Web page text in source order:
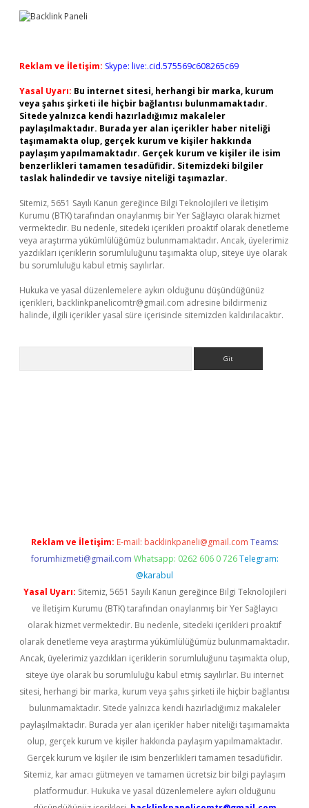
Reklam ve İletişim: Skype: live:.cid.575569c608265c69
Yasal Uyarı: Bu internet sitesi, herhangi bir marka, kurum
veya şahıs şirketi ile hiçbir bağlantısı bulunmamaktadır.
Sitede yalnızca kendi hazırladığımız makaleler
paylaşılmaktadır. Burada yer alan içerikler haber niteliği
taşımamakta olup, gerçek kurum ve kişiler hakkında
paylaşım yapılmamaktadır. Gerçek kurum ve kişiler ile isim
benzerlikleri tamamen tesadüfidir. Sitemizdeki bilgiler
taslak halindedir ve tavsiye niteliği taşımazlar.
Sitemiz, 5651 Sayılı Kanun gereğince Bilgi Teknolojileri ve İletişim
Kurumu (BTK) tarafından onaylanmış bir Yer Sağlayıcı olarak hizmet
vermektedir. Bu nedenle, sitedeki içerikleri proaktif olarak denetleme
veya araştırma yükümlülüğümüz bulunmamaktadır. Ancak, üyelerimiz
yazdıkları içeriklerin sorumluluğunu taşımakta olup, siteye üye olarak
bu sorumluluğu kabul etmiş sayılırlar.
Hukuka ve yasal düzenlemelere aykırı olduğunu düşündüğünüz
içerikleri, backlinkpanelicomtr@gmail.com adresine bildirmeniz
halinde, ilgili içerikler yasal süre içerisinde sitemizden kaldırılacaktır.
Reklam ve İletişim: E-mail: backlinkpaneli@gmail.com Teams:
forumhizmeti@gmail.com Whatsapp: 0262 606 0 726 Telegram:
@karabul
Yasal Uyarı: Sitemiz, 5651 Sayılı Kanun gereğince Bilgi Teknolojileri
ve İletişim Kurumu (BTK) tarafından onaylanmış bir Yer Sağlayıcı
olarak hizmet vermektedir. Bu nedenle, sitedeki içerikleri proaktif
olarak denetleme veya araştırma yükümlülüğümüz bulunmamaktadır.
Ancak, üyelerimiz yazdıkları içeriklerin sorumluluğunu taşımakta olup,
siteye üye olarak bu sorumluluğu kabul etmiş sayılırlar. Bu internet
sitesi, herhangi bir marka, kurum veya şahıs şirketi ile hiçbir bağlantısı
bulunmamaktadır. Sitede yalnızca kendi hazırladığımız makaleler
paylaşılmaktadır. Burada yer alan içerikler haber niteliği taşımamakta
olup, gerçek kurum ve kişiler hakkında paylaşım yapılmamaktadır.
Gerçek kurum ve kişiler ile isim benzerlikleri tamamen tesadüfidir.
Sitemiz, kar amacı gütmeyen ve tamamen ücretsiz bir bilgi paylaşım
platformudur. Hukuka ve yasal düzenlemelere aykırı olduğunu